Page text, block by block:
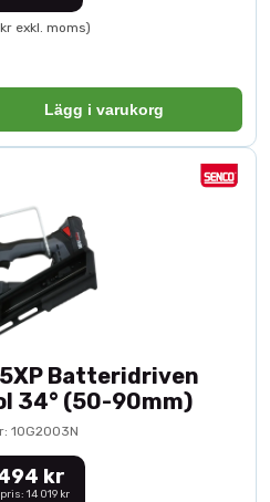
exkl. moms)
Lägg i varukorg
Batteridriven
34° (50-90mm)
10G2003N
kr
14 019 kr